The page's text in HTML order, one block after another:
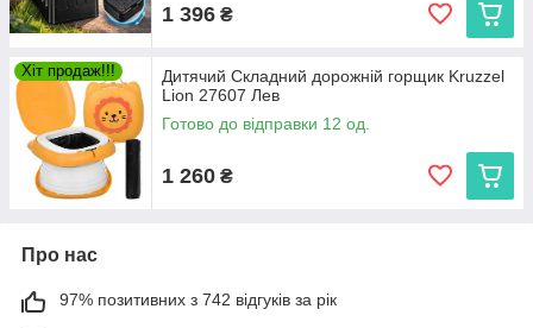
1 396 ₴
Хіт продаж!!!
Дитячий Складний дорожній горщик Kruzzel
Lion 27607 Лев
Готово до відправки 12 од.
1 260 ₴
Про нас
97% позитивних з 742 відгуків за рік